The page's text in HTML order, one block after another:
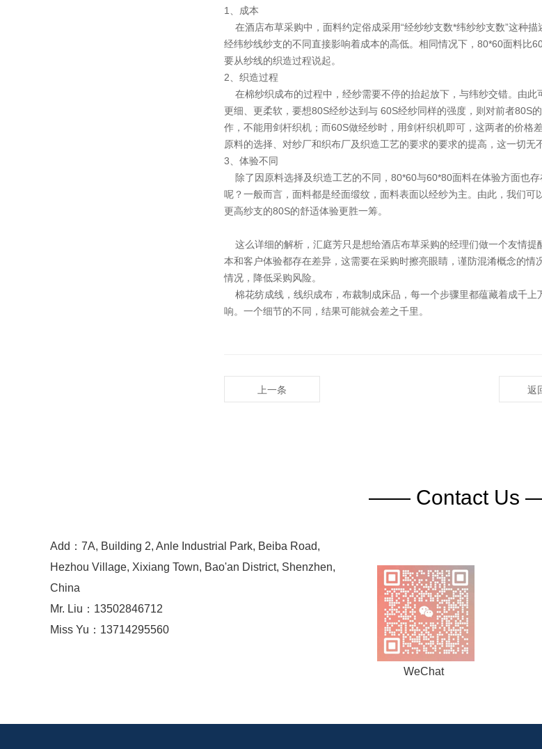
1、成本
在酒店布草采购中，面料约定俗成采用“经纱纱支数*纬纱纱支数”这种
经纬纱线纱支的不同直接影响着成本的高低。相同情况下，80*60面料比
要从纱线的织造过程说起。
2、织造过程
在棉纱织成布的过程中，经纱需要不停的抬起放下，与纬纱交错。由
更细、更柔软，要想80S经纱达到与 60S经纱同样的强度，则对前者80S
作，不能用剑杆织机；而60S做经纱时，用剑杆织机即可，这两者的价格
原料的选择、对纱厂和织布厂及织造工艺的要求的要求的提高，这一切无
3、体验不同
除了因原料选择及织造工艺的不同，80*60与60*80面料在体验方面也
呢？一般而言，面料都是经面缎纹，面料表面以经纱为主。由此，我们
更高纱支的80S的舒适体验更胜一筹。
这么详细的解析，汇庭芳只是想给酒店布草采购的经理们做一个友情提
本和客户体验都存在差异，这需要在采购时擦亮眼睛，谨防混淆概念的
情况，降低采购风险。
棉花纺成线，线织成布，布裁制成床品，每一个步骤里都蕴藏着成千
响。一个细节的不同，结果可能就会差之千里。
上一条 返
—— Contact Us
Add：7A, Building 2, Anle Industrial Park, Beiba Road,
Hezhou Village, Xixiang Town, Bao'an District, Shenzhen,
China
Mr. Liu：13502846712
Miss Yu：13714295560
WeChat